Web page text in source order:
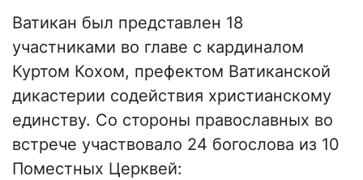
Ватикан был представлен 18
участниками во главе с кардиналом
Куртом Кохом, префектом Ватиканской
дикастерии содействия христианскому
единству. Со стороны православных во
встрече участвовало 24 богослова из 10
Поместных Церквей: